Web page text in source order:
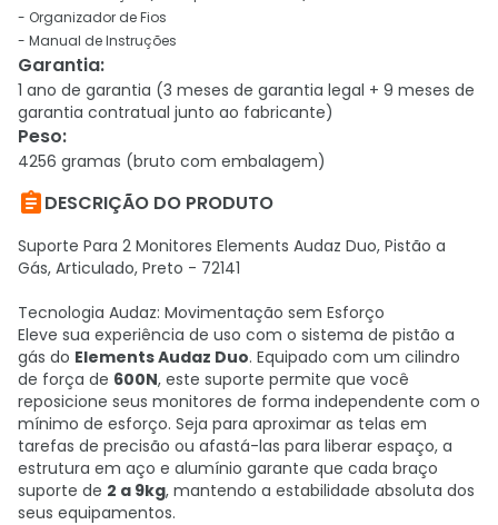
- Organizador de Fios
- Manual de Instruções
Garantia:
1 ano de garantia (3 meses de garantia legal + 9 meses de
garantia contratual junto ao fabricante)
Peso:
4256 gramas (bruto com embalagem)
DESCRIÇÃO DO PRODUTO
Suporte Para 2 Monitores Elements Audaz Duo, Pistão a
Gás, Articulado, Preto - 72141
Tecnologia Audaz: Movimentação sem Esforço
Eleve sua experiência de uso com o sistema de pistão a
gás do Elements Audaz Duo. Equipado com um cilindro
de força de 600N, este suporte permite que você
reposicione seus monitores de forma independente com o
mínimo de esforço. Seja para aproximar as telas em
tarefas de precisão ou afastá-las para liberar espaço, a
estrutura em aço e alumínio garante que cada braço
suporte de 2 a 9kg, mantendo a estabilidade absoluta dos
seus equipamentos.